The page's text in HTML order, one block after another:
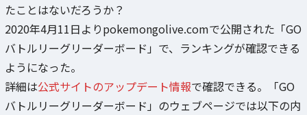
たことはないだろうか？
2020年4月11日よりpokemongolive.comで公開された「GO
バトルリーグリーダーボード」で、ランキングが確認できる
ようになった。
詳細は公式サイトのアップデート情報で確認できる。「GO
バトルリーグリーダーボード」のウェブページでは以下の内